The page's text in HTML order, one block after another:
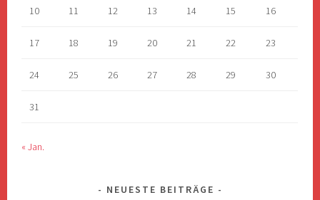
10 11 12 13 14 15 16
17 18 19 20 21 22 23
24 25 26 27 28 29 30
31
« Jan.
NEUESTE BEITRÄGE